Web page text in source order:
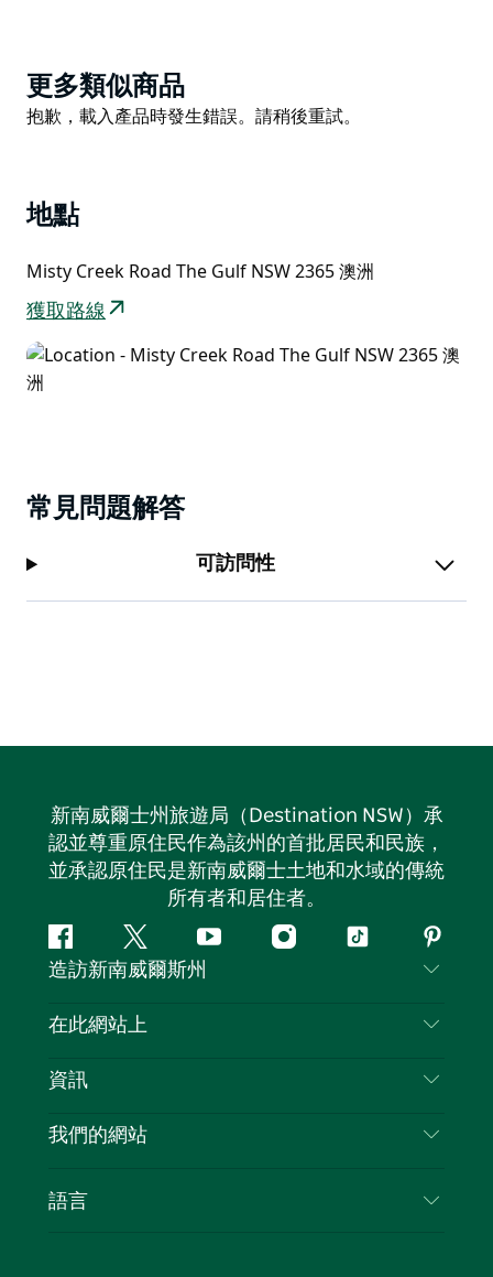
紮營後，您可以前往懸崖步道，欣賞壯觀的查倫迪瀑布
(Chaelundi Falls) 和路西法拇指 (Lucifers Thumb) 觀景
台，飽覽公園和蓋伊·福克斯河的 180 度全景。
在附近的懸崖上曬太陽。這條小溪也是瀕危物種新英格蘭
樹蛙的棲息地。
Product
List
更多類似商品
Product
抱歉，載入產品時發生錯誤。請稍後重試。
地點
Misty Creek Road The Gulf NSW 2365 澳洲
獲取路線
常見問題解答
可訪問性
新南威爾士州旅遊局（Destination NSW）承
認並尊重原住民作為該州的首批居民和民族，
並承認原住民是新南威爾士土地和水域的傳統
所有者和居住者。
Facebook嘰
嘰
喳
Youtube Instagram
抖
造訪新南威爾斯州
聯絡我們
隱私
Cookie 通知
在此網站上
目的地
新南威爾士州公路旅行
活動
資訊
旅行資訊
新南威爾士州的商業
我們的網站
語言